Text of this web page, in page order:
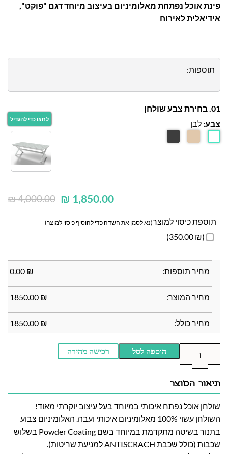
פינת אוכל נפתחת מאלומיניום בעיצוב מיוחד דגם "פוקט",
אידיאלית לאירוח
תוספות:
01. בחירת צבע שולחן
צבע: לבן
₪4,000.00 ₪ 1,850.00
תוספת כיסוי למוצר(נא לסמן את השדה כדי להוסיף כיסוי למוצר)
(₪ 350.00)
מחיר תוספות: ₪
0.00
מחיר המוצר: ₪
1850.00
מחיר כולל: ₪
1850.00
הוספה לסל רכישה מהירה
תיאור המוצר
שולחן אוכל נפתח איכותי במיוחד בעל עיצוב יוקרתי מאוד!
השולחן עשוי 100% מאלומיניום איכותי ועבה. האלומיניום צבוע
בתנור בשיטה מתקדמת במיוחד בשם Powder Coating בשלוש
שכבות (כולל שכבת ANTISCRACH למניעת שריטות).